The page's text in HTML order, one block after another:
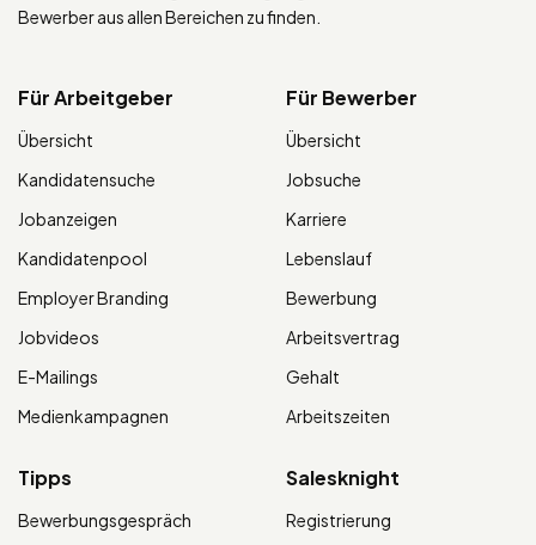
Bewerber aus allen Bereichen zu finden.
Für Arbeitgeber
Übersicht
Kandidatensuche
Jobanzeigen
Kandidatenpool
Employer Branding
Jobvideos
E-Mailings
Medienkampagnen
Für Bewerber
Übersicht
Jobsuche
Karriere
Lebenslauf
Bewerbung
Arbeitsvertrag
Gehalt
Arbeitszeiten
Tipps
Bewerbungsgespräch
Salesknight
Registrierung